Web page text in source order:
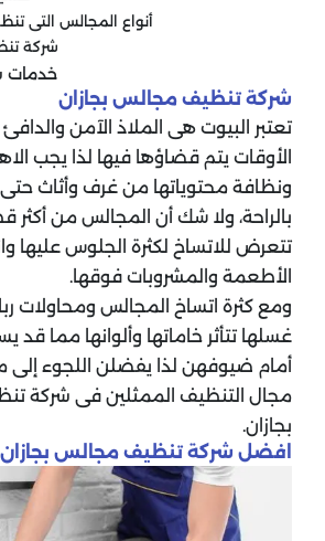
أنواع المجالس التى
شركة
خدمات
شركة تنظيف مجالس بجازان
تعتبر البيوت هى الملاذ الآمن والدافئ
الأوقات يتم قضاؤها فيها لذا يجب
ونظافة محتوياتها من غرف وأثاث حتى
بالراحة، ولا شك أن المجالس من
تتعرض للاتساخ لكثرة الجلوس عليها
الأطعمة والمشروبات فوقها.
ومع كثرة اتساخ المجالس ومحاولات
غسلها تتأثر خاماتها وألوانها مما قد
أمام ضيوفهن لذا يفضلن اللجوء
مجال التنظيف الممثلين فى شركة
بجازان.
افضل شركة تنظيف مجالس بجازان